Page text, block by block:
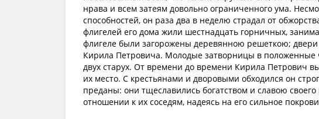
нрава и всем затеям довольно ограниченного ума.
способностей, он раза два в неделю страдал от
флигелей его дома жили шестнадцать горничных,
флигеле были загорожены деревянною решеткою;
Кирила Петровича. Молодые затворницы в положенные
двух старух. От времени до времени Кирила Петрович
их место. С крестьянами и дворовыми обходился он
преданы: они тщеславились богатством и славою
отношении к их соседям, надеясь на его сильное